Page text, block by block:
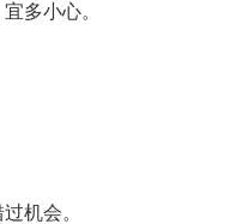
多小心。
机会。